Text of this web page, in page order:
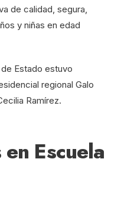
de calidad, segura,
y niñas en edad
Estado estuvo
regional Galo
Ramírez.
Escuela